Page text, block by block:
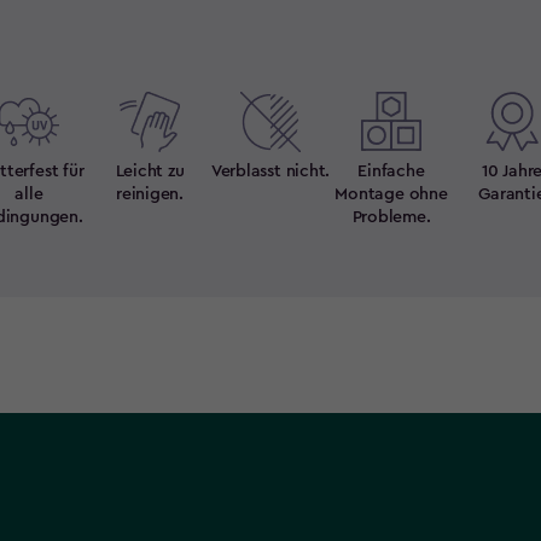
für
alle
Leicht zu
reinigen.
Verblasst nicht.
Einfache
Montage ohne
Probleme.
10